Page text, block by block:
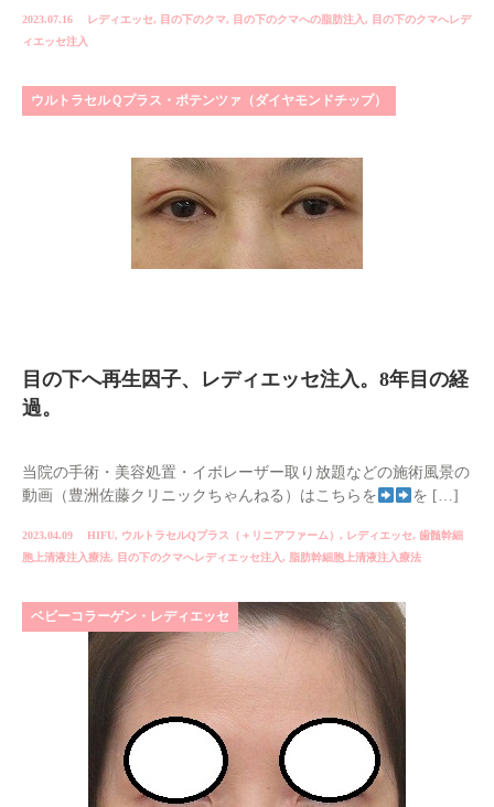
2023.07.16 レディエッセ, 目の下のクマ, 目の下のクマへの脂肪注入, 目の下のクマへレデ
ィエッセ注入
ウルトラセルＱプラス・ポテンツァ（ダイヤモンドチップ）
目の下へ再生因子、レディエッセ注入。8年目の経
過。
当院の手術・美容処置・イボレーザー取り放題などの施術風景の
動画（豊洲佐藤クリニックちゃんねる）はこちらを
を […]
2023.04.09 HIFU, ウルトラセルQプラス（＋リニアファーム） , レディエッセ, 歯髄幹細
胞上清液注入療法, 目の下のクマへレディエッセ注入, 脂肪幹細胞上清液注入療法
ベビーコラーゲン・レディエッセ